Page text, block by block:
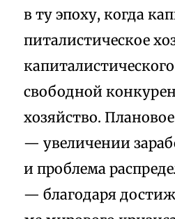
в ту эпо­ху, когда
питалистическое
свободной
хозяйство.
— увеличении
и проблема
— бла­годаря